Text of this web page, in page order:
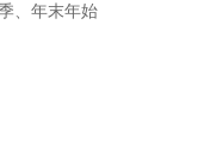
、年末年始